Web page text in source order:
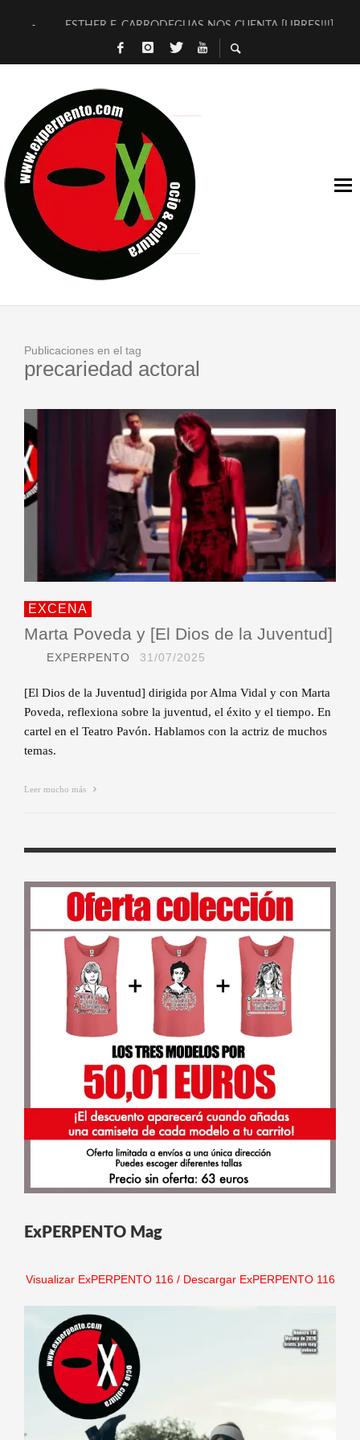
ESTHER F. CARRODEGUAS NOS CUENTA [LIBRES!!!]
[TERRA DE GUAPES] DE SANDRA MONFORT
TIMBRE 4, LA ESCUELA DEL DIRECTOR TEATRAL CLAUDIO
30 AÑOS (NO ES NADA) DE LA KATARSIS DEL TOMATAZO
MILITARES JUDÍAS EN #EXVITA
D’BALDOMEROS REINVENTAN [BITÁCORA 3.0] EN EXVITA
MARSHALL FLASH PRESENTA EN EXVITA [RELATIVA
JOFRE BARDAGÍ EN EXVITA INTERPRETANDO A SERRAT
Publicaciones en el tag
precariedad actoral
EXCENA
Marta Poveda y [El Dios de la Juventud]
EXPERPENTO 31/07/2025
[El Dios de la Juventud] dirigida por Alma Vidal y con Marta
Poveda, reflexiona sobre la juventud, el éxito y el tiempo. En
cartel en el Teatro Pavón. Hablamos con la actriz de muchos
temas.
Leer mucho más
ExPERPENTO Mag
Visualizar ExPERPENTO 116/ Descargar ExPERPENTO 116